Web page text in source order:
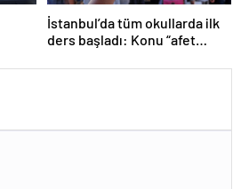
İstanbul’da tüm okullarda ilk
ders başladı: Konu “afet